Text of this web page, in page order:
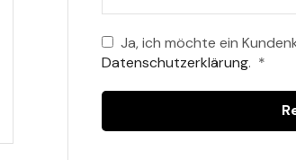
Ja, ich möchte ein
Datenschutzerklärung. *